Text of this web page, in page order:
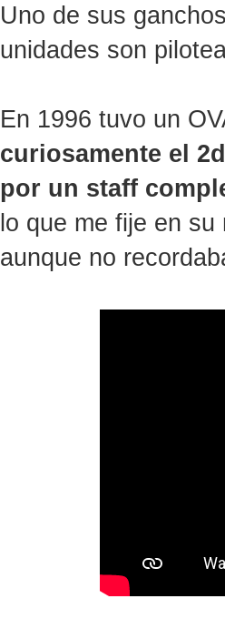
Uno de sus
unidades son
En 1996 tuvo un
curiosamente el
por un staff
lo que me fije en
aunque no